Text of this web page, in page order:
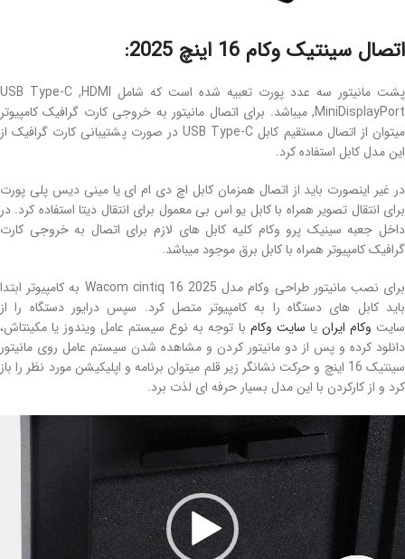
اتصال سینتیک وکام 16 اینچ 2025:
پشت مانیتور سه عدد پورت تعبیه شده است که شامل USB Type-C ,HDMI
,MiniDisplayPort میباشد. برای اتصال مانیتور به خروجی کارت گرافیک کامپیوتر
میتوان از اتصال مستقیم کابل USB Type-C در صورت پشتیبانی کارت گرافیک از
این مدل کابل استفاده کرد.
در غیر اینصورت باید از اتصال همزمان کابل اچ دی ام ای یا مینی دیس پلی پورت
برای انتقال تصویر همراه با کابل یو اس بی معمول برای انتقال دیتا استفاده کرد. در
داخل جعبه سینیک پرو وکام کلیه کابل های لازم برای اتصال به خروجی کارت
گرافیک کامپیوتر همراه با کابل برق موجود میباشد.
برای نصب مانیتور طراحی وکام مدل Wacom cintiq 16 2025 به کامپیوتر ابتدا
باید کابل های دستگاه را به کامپیوتر متصل کرد. سپس درایور دستگاه را از
سایت وکام ایران یا سایت وکام با توجه به نوع سیستم عامل ویندوز یا مکینتاش،
دانلود کرده و پس از دو مانیتور کردن و مشاهده شدن سیستم عامل روی مانیتور
سینتیک 16 اینچ و حرکت نشانگر زیر قلم میتوان برنامه و اپلیکیشن مورد نظر را باز
کرد و از کارکردن با این مدل بسیار حرفه ای لذت برد.
نمایشگر
ویدیو